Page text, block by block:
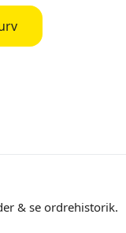
& se ordrehistorik.